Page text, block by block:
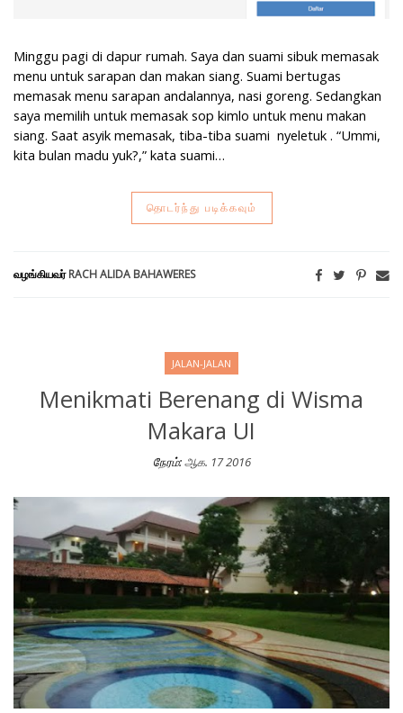
Minggu pagi di dapur rumah. Saya dan suami sibuk memasak
menu untuk sarapan dan makan siang. Suami bertugas
memasak menu sarapan andalannya, nasi goreng. Sedangkan
saya memilih untuk memasak sop kimlo untuk menu makan
siang. Saat asyik memasak, tiba-tiba suami nyeletuk . “Ummi,
kita bulan madu yuk?,” kata suami…
தொடர்ந்து படிக்கவும்
வழங்கியவர்RACH ALIDA BAHAWERES
JALAN-JALAN
Menikmati Berenang di Wisma
Makara UI
நேரம்:ஆக. 17 2016
Menikmati Berenang di Wisma Makara UI